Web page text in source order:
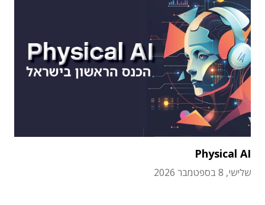
Physical AI
שלישי, 8 בספטמבר 2026